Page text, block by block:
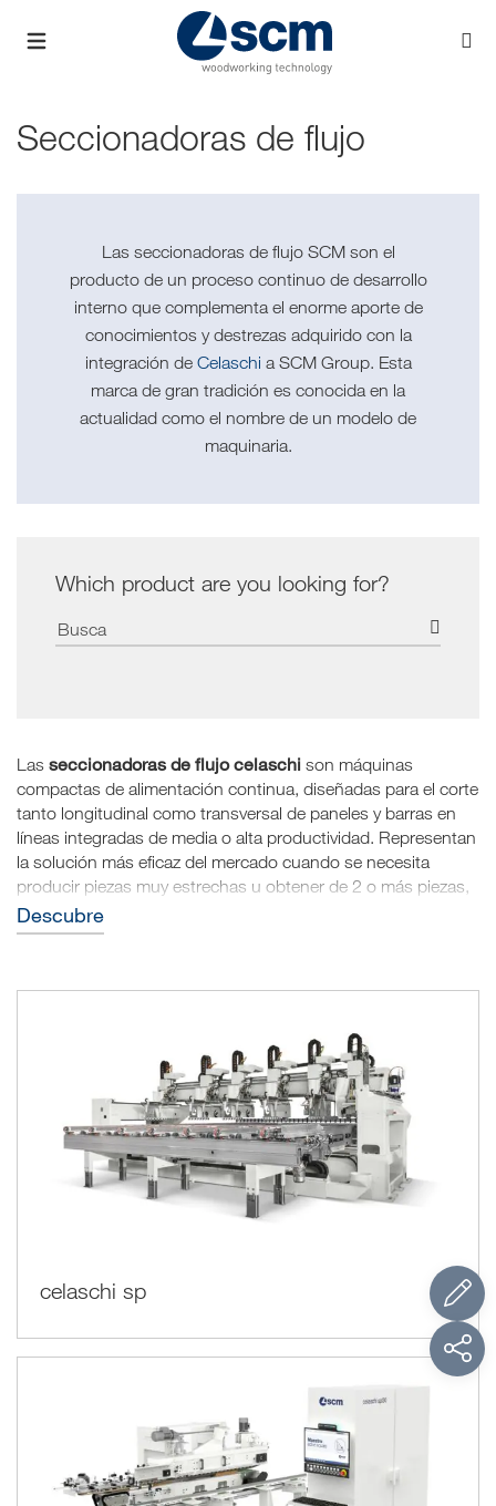
Seccionadoras de flujo
Las seccionadoras de flujo SCM son el
producto de un proceso continuo de desarrollo
interno que complementa el enorme aporte de
conocimientos y destrezas adquirido con la
integración de Celaschi a SCM Group. Esta
marca de gran tradición es conocida en la
actualidad como el nombre de un modelo de
maquinaria.
Which product are you looking for?
Las seccionadoras de flujo celaschi son máquinas
compactas de alimentación continua, diseñadas para el corte
tanto longitudinal como transversal de paneles y barras en
líneas integradas de media o alta productividad. Representan
la solución más eficaz del mercado cuando se necesita
producir piezas muy estrechas u obtener de 2 o más piezas,
incluso de diferentes medidas, a partir de un solo panel.
Garantizan una alta productividad, simplifican la producción
Descubre
celaschi sp